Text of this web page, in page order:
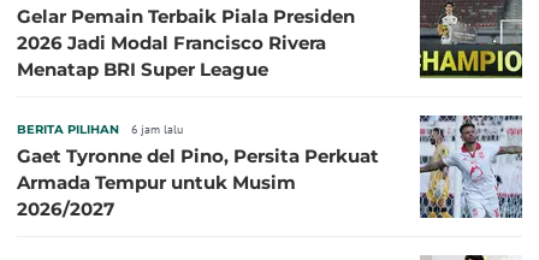
Gelar Pemain Terbaik Piala Presiden
2026 Jadi Modal Francisco Rivera
Menatap BRI Super League
BERITA PILIHAN 6 jam lalu
Gaet Tyronne del Pino, Persita Perkuat
Armada Tempur untuk Musim
2026/2027